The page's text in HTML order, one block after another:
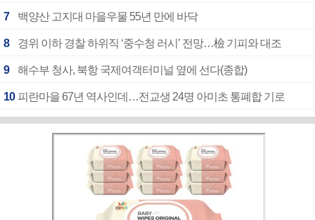
7 백양산 고지대 마을우물 55년 만에 바닥
8 경위 이하 경찰 하위직 ‘중수청 러시’ 전망…檢 기피와 대조
9 해수부 청사, 북항 국제여객터미널 옆에 선다(종합)
10 피란마을 67년 역사인데…전교생 24명 아미초 통폐합 기로